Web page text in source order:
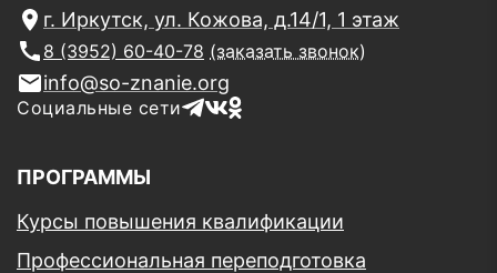
г. Иркутск, ул. Кожова, д.14/1, 1 этаж
8 (3952) 60-40-78 (заказать звонок)
info@so-znanie.org
Социальные сети
ПРОГРАММЫ
Курсы повышения квалификации
Профессиональная переподготовка